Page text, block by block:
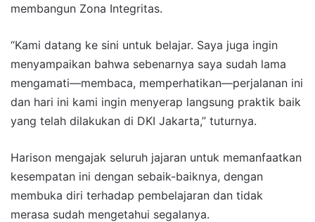
membangun Zona Integritas.
“Kami datang ke sini untuk belajar. Saya juga ingin
menyampaikan bahwa sebenarnya saya sudah lama
mengamati—membaca, memperhatikan—perjalanan ini
dan hari ini kami ingin menyerap langsung praktik baik
yang telah dilakukan di DKI Jakarta,” tuturnya.
Harison mengajak seluruh jajaran untuk memanfaatkan
kesempatan ini dengan sebaik-baiknya, dengan
membuka diri terhadap pembelajaran dan tidak
merasa sudah mengetahui segalanya.